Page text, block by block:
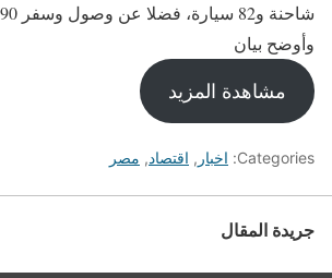
وأوضح بيان
مشاهدة المزيد
Categories: اخبار , اقتصاد, مصر
جريدة المقال